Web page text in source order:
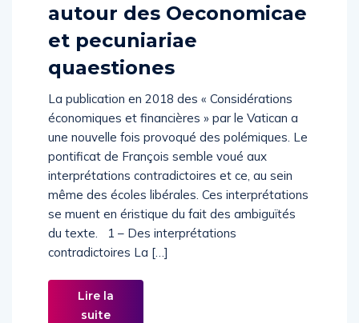
autour des Oeconomicae
et pecuniariae
quaestiones
La publication en 2018 des « Considérations
économiques et financières » par le Vatican a
une nouvelle fois provoqué des polémiques. Le
pontificat de François semble voué aux
interprétations contradictoires et ce, au sein
même des écoles libérales. Ces interprétations
se muent en éristique du fait des ambiguïtés
du texte. 1 – Des interprétations
contradictoires La […]
Lire la
suite